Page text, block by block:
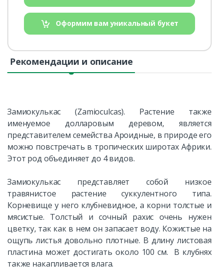
Оформим вам уникальный букет
Рекомендации и описание
Замиокулькас (Zamioculcas). Растение также
именуемое долларовым деревом, является
представителем семейства Ароидные, в природе его
можно повстречать в тропических широтах Африки.
Этот род объединяет до 4 видов.
Замиокулькас представляет собой низкое
травянистое растение суккулентного типа.
Корневище у него клубневидное, а корни толстые и
мясистые. Толстый и сочный рахис очень нужен
цветку, так как в нем он запасает воду. Кожистые на
ощупь листья довольно плотные. В длину листовая
пластина может достигать около 100 см. В клубнях
также накапливается влага.